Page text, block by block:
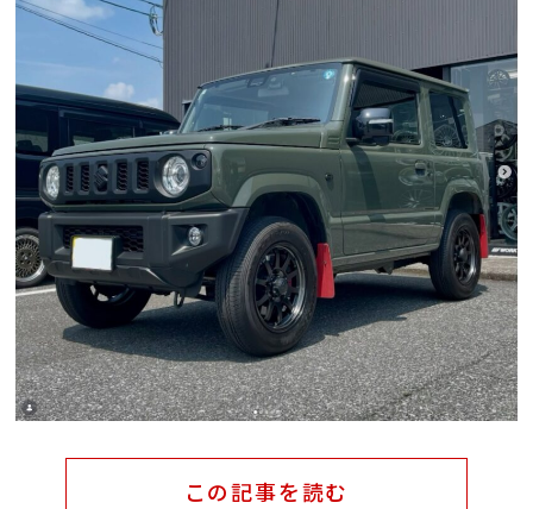
この記事を読む